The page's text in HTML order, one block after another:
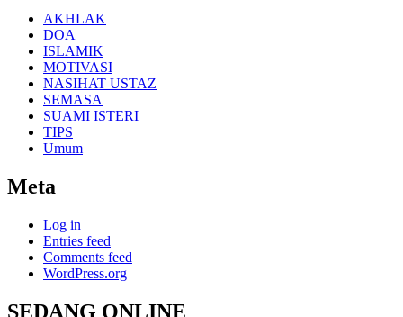
AKHLAK
DOA
ISLAMIK
MOTIVASI
NASIHAT USTAZ
SEMASA
SUAMI ISTERI
TIPS
Umum
Meta
Log in
Entries feed
Comments feed
WordPress.org
SEDANG ONLINE